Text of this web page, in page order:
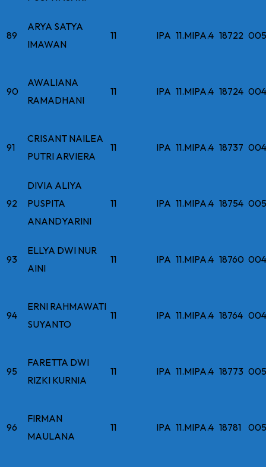
89
ARYA SATYA
IMAWAN
11 IPA 11.MIPA.4 18722
90
AWALIANA
RAMADHANI
11 IPA 11.MIPA.4 18724
91
CRISANT NAILEA
PUTRI ARVIERA
11 IPA 11.MIPA.4 18737
92
DIVIA ALIYA
PUSPITA
ANANDYARINI
11 IPA 11.MIPA.4 18754
93
ELLYA DWI NUR
AINI
11 IPA 11.MIPA.4 18760
94
ERNI RAHMAWATI
SUYANTO
11 IPA 11.MIPA.4 18764
95
FARETTA DWI
RIZKI KURNIA
11 IPA 11.MIPA.4 18773
96
FIRMAN
MAULANA
11 IPA 11.MIPA.4 18781